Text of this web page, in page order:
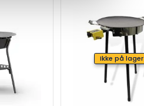
Ikke på lager